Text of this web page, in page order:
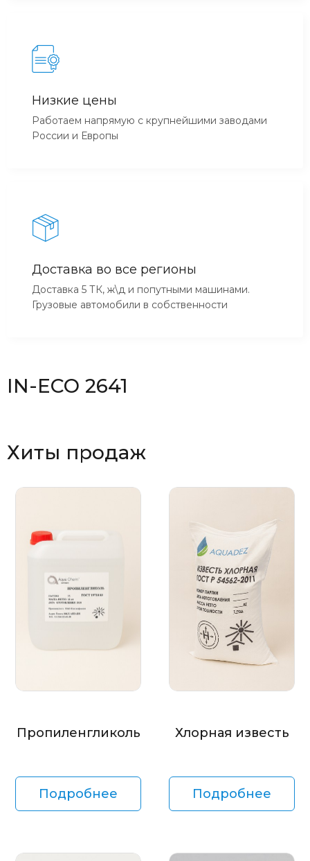
Низкие цены
Работаем напрямую с крупнейшими заводами
России и Европы
Доставка во все регионы
Доставка 5 ТК, ж\д и попутными машинами.
Грузовые автомобили в собственности
IN-ECO 2641
Хиты продаж
Пропиленгликоль
Подробнее
Хлорная известь
Подробнее